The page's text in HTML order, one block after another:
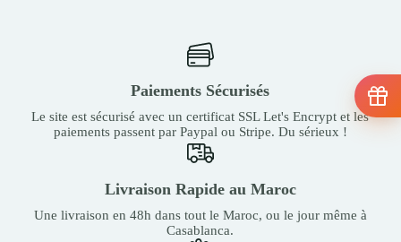
Paiements Sécurisés
Le site est sécurisé avec un certificat SSL Let's Encrypt et les
paiements passent par Paypal ou Stripe. Du sérieux !
Livraison Rapide au Maroc
Une livraison en 48h dans tout le Maroc, ou le jour même à
Casablanca.